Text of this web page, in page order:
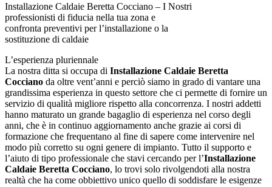
Installazione Caldaie Beretta Cocciano – I Nostri
professionisti di fiducia nella tua zona e
confronta preventivi per l’installazione o la
sostituzione di caldaie
L’esperienza pluriennale
La nostra ditta si occupa di Installazione Caldaie Beretta
Cocciano da oltre vent’anni e perciò siamo in grado di vantare una
grandissima esperienza in questo settore che ci permette di fornire un
servizio di qualità migliore rispetto alla concorrenza. I nostri addetti
hanno maturato un grande bagaglio di esperienza nel corso degli
anni, che è in continuo aggiornamento anche grazie ai corsi di
formazione che frequentano al fine di sapere come intervenire nel
modo più corretto su ogni genere di impianto. Tutto il supporto e
l’aiuto di tipo professionale che stavi cercando per l’Installazione
Caldaie Beretta Cocciano, lo trovi solo rivolgendoti alla nostra
realtà che ha come obbiettivo unico quello di soddisfare le esigenze